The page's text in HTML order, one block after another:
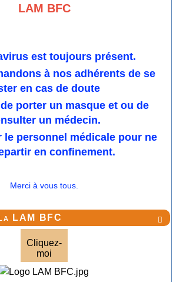
LAM BFC
est toujours présent.
à nos adhérents de se
en cas de doute
porter un masque et ou de
un médecin.
le personnel médicale pour ne
en confinement.
Merci à vous tous.

LAM BFC
Cliquez-
moi